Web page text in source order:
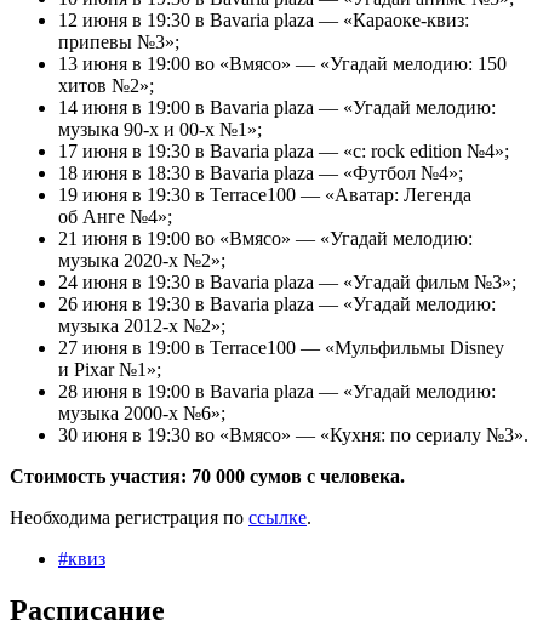
12 июня в 19:30 в Bavaria plaza — «Караоке-квиз:
припевы №3»;
13 июня в 19:00 во «Вмясо» — «Угадай мелодию: 150
хитов №2»;
14 июня в 19:00 в Bavaria plaza — «Угадай мелодию:
музыка 90-х и 00-х №1»;
17 июня в 19:30 в Bavaria plaza — «с: rock edition №4»;
18 июня в 18:30 в Bavaria plaza — «Футбол №4»;
19 июня в 19:30 в Terrace100 — «Аватар: Легенда
об Анге №4»;
21 июня в 19:00 во «Вмясо» — «Угадай мелодию:
музыка 2020-х №2»;
24 июня в 19:30 в Bavaria plaza — «Угадай фильм №3»;
26 июня в 19:30 в Bavaria plaza — «Угадай мелодию:
музыка 2012-х №2»;
27 июня в 19:00 в Terrace100 — «Мульфильмы Disney
и Pixar №1»;
28 июня в 19:00 в Bavaria plaza — «Угадай мелодию:
музыка 2000-х №6»;
30 июня в 19:30 во «Вмясо» — «Кухня: по сериалу №3».
Стоимость участия: 70 000 сумов с человека.
Необходима регистрация по ссылке.
#квиз
Расписание